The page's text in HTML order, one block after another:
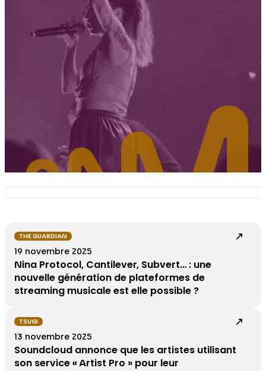
THE GUARDIAN
19 novembre 2025
Nina Protocol, Cantilever, Subvert… : une
nouvelle génération de plateformes de
streaming musicale est elle possible ?
TSUGI
13 novembre 2025
Soundcloud annonce que les artistes utilisant
son service « Artist Pro » pour leur